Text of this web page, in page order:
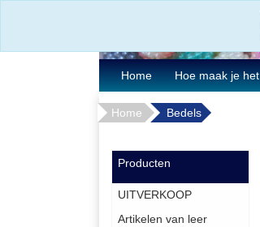
Home Hoe maak je het
Home Bedels
Producten
UITVERKOOP
Artikelen van leer